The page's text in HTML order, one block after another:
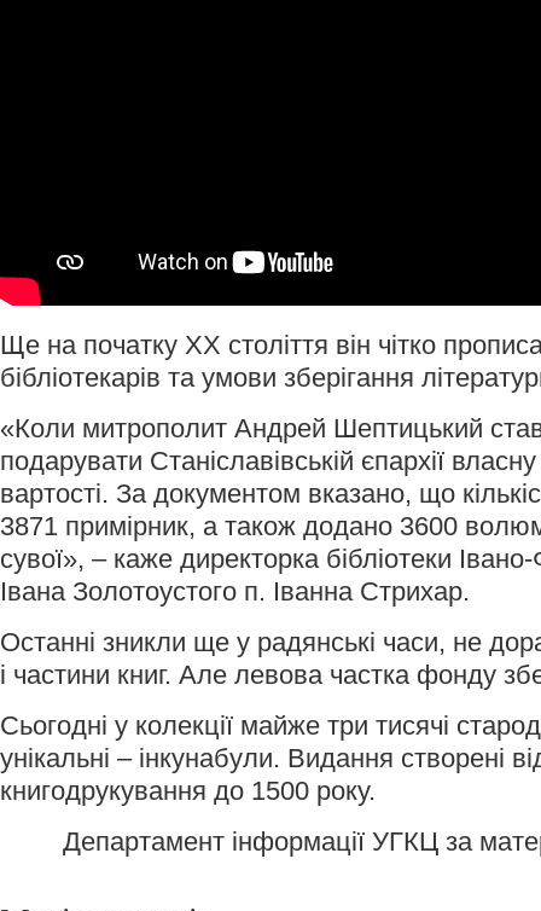
Ще на початку ХХ століття він чітко
бібліотекарів та умови зберігання
«Коли митрополит Андрей Шептицький
подарувати Станіславівській єпархії
вартості. За документом вказано, що
3871 примірник, а також додано 3600
сувої», – каже директорка бібліотеки Івано-
Івана Золотоустого п. Іванна Стрихар.
Останні зникли ще у радянські часи, не
і частини книг. Але левова частка фонду
Сьогодні у колекції майже три тисячі
унікальні – інкунабули. Видання створені
книгодрукування до 1500 року.
Департамент інформації УГКЦ за